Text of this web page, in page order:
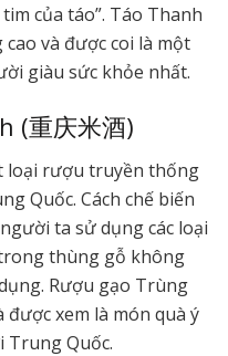
của táo”. Táo Thanh
và được coi là một
giàu sức khỏe nhất.
(重庆米酒)
loại rượu truyền thống
Quốc. Cách chế biến
ta sử dụng các loại
thùng gỗ không
Rượu gạo Trùng
xem là món quà ý
Trung Quốc.